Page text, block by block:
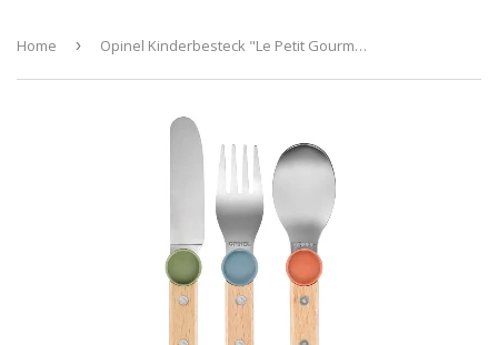
Home › Opinel Kinderbesteck "Le Petit Gourmet", 3-teilig